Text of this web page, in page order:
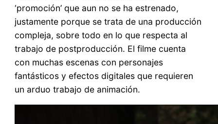
‘promoción’ que aun no se ha estrenado,
justamente porque se trata de una producción
compleja, sobre todo en lo que respecta al
trabajo de postproducción. El filme cuenta
con muchas escenas con personajes
fantásticos y efectos digitales que requieren
un arduo trabajo de animación.